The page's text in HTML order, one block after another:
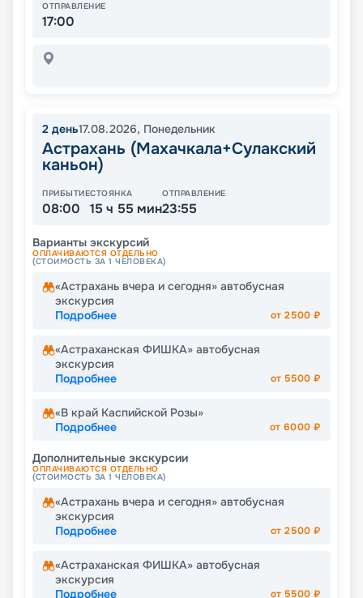
ОТПРАВЛЕНИЕ
17:00
2 день17.08.2026, Понедельник
Астрахань (Махачкала+Сулакский
каньон)
ПРИБЫТИЕ
08:00
СТОЯНКА
15 ч 55 мин
ОТПРАВЛЕНИЕ
23:55
Варианты экскурсий
ОПЛАЧИВАЮТСЯ ОТДЕЛЬНО
(СТОИМОСТЬ ЗА 1 ЧЕЛОВЕКА)
«Астрахань вчера и сегодня» автобусная
экскурсия
Подробнее
от2500 ₽
«Астраханская ФИШКА» автобусная
экскурсия
Подробнее
от5500 ₽
«В край Каспийской Розы»
Подробнее
от6000 ₽
Дополнительные экскурсии
ОПЛАЧИВАЮТСЯ ОТДЕЛЬНО
(СТОИМОСТЬ ЗА 1 ЧЕЛОВЕКА)
«Астрахань вчера и сегодня» автобусная
экскурсия
Подробнее
от2500 ₽
«Астраханская ФИШКА» автобусная
экскурсия
Подробнее
от5500 ₽